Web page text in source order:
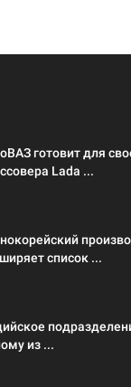
готовит для
Lada ...
список ...
из ...